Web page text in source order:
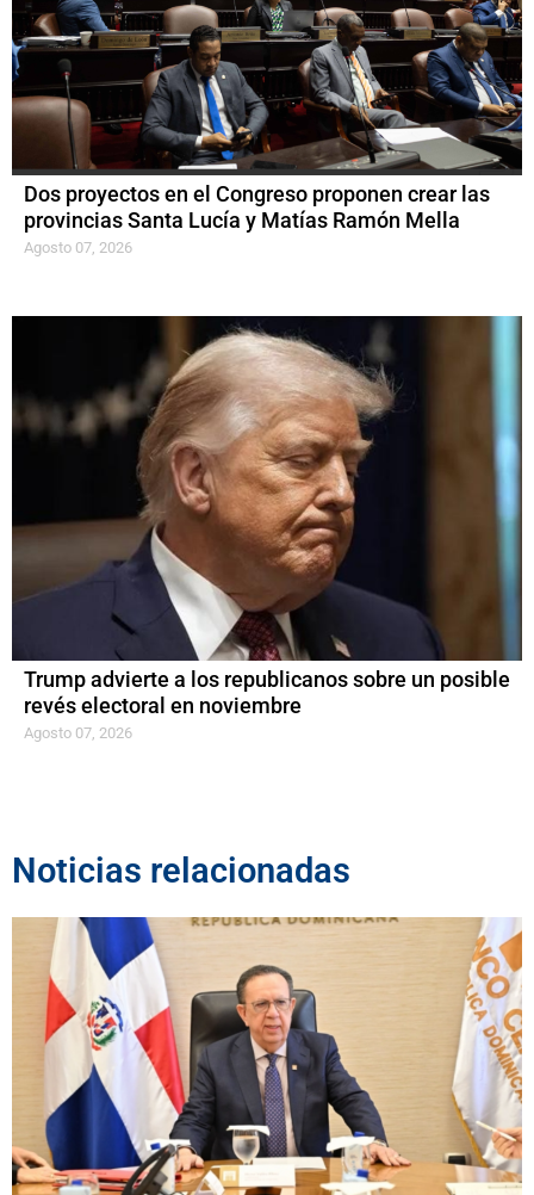
Dos proyectos en el Congreso proponen crear las
provincias Santa Lucía y Matías Ramón Mella
Agosto 07, 2026
Trump advierte a los republicanos sobre un posible
revés electoral en noviembre
Agosto 07, 2026
Noticias relacionadas